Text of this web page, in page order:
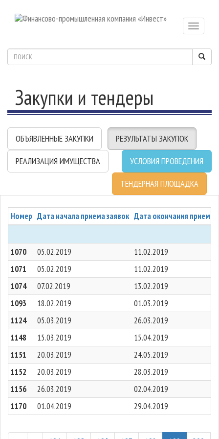
Toggle
navigation
Закупки и тендеры
ОБЪЯВЛЕННЫЕ ЗАКУПКИ
РЕЗУЛЬТАТЫ ЗАКУПОК
РЕАЛИЗАЦИЯ ИМУЩЕСТВА
УСЛОВИЯ ПРОВЕДЕНИЯ
ТЕНДЕРНАЯ ПЛОЩАДКА
Номер Дата начала приема заявок Дата окончания приема
1070 05.02.2019
11.02.2019
1071
05.02.2019
11.02.2019
1074
07.02.2019
13.02.2019
1093
18.02.2019
01.03.2019
1124
05.03.2019
26.03.2019
1148
15.03.2019
15.04.2019
1151
20.03.2019
24.05.2019
1152
20.03.2019
28.03.2019
1156
26.03.2019
02.04.2019
1170
01.04.2019 29.04.2019